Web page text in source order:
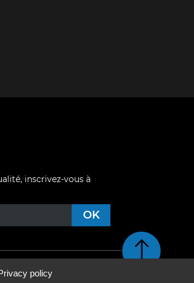
inscrivez-vous à
Retour en haut de page
policy